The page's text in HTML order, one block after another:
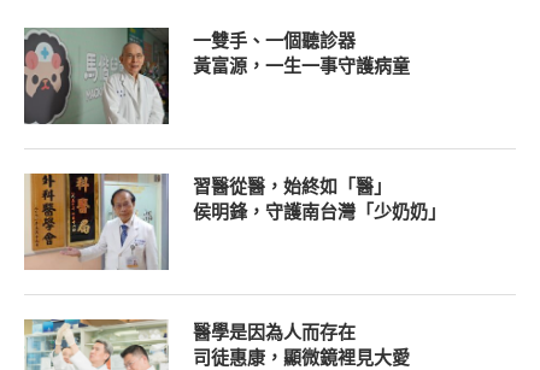
一雙手、一個聽診器
黃富源，一生一事守護病童
習醫從醫，始終如「醫」
侯明鋒，守護南台灣「少奶奶」
醫學是因為人而存在
司徒惠康，顯微鏡裡見大愛